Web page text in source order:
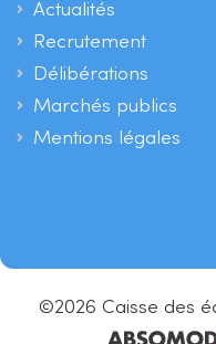
Actualités
Recrutement
Délibérations
Marchés publics
Mentions légales
©2026 Caisse des